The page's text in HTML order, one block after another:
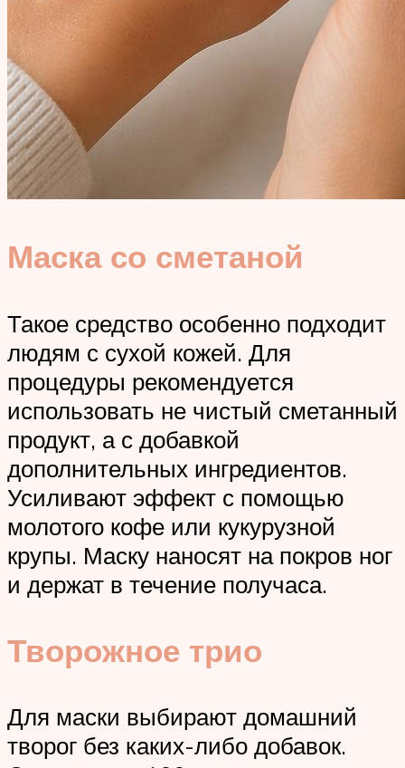
Маска со сметаной
Такое средство особенно подходит
людям с сухой кожей. Для
процедуры рекомендуется
использовать не чистый сметанный
продукт, а с добавкой
дополнительных ингредиентов.
Усиливают эффект с помощью
молотого кофе или кукурузной
крупы. Маску наносят на покров ног
и держат в течение получаса.
Творожное трио
Для маски выбирают домашний
творог без каких-либо добавок.